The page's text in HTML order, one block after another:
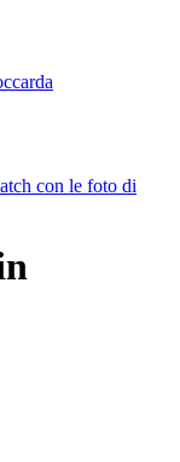
con le foto di